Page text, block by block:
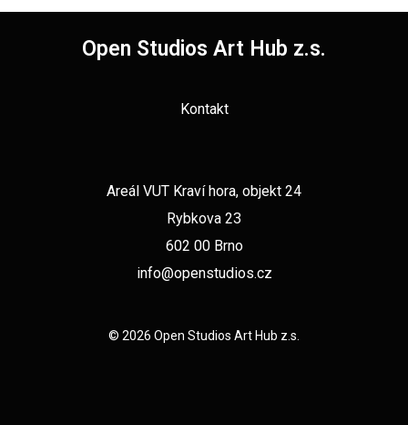
Open Studios Art Hub z.s.
Kontakt
Areál VUT Kraví hora, objekt 24
Rybkova 23
602 00 Brno
info@openstudios.cz
© 2026 Open Studios Art Hub z.s.